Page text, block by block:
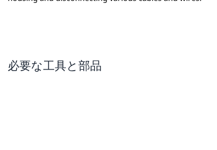
必要な工具と部品